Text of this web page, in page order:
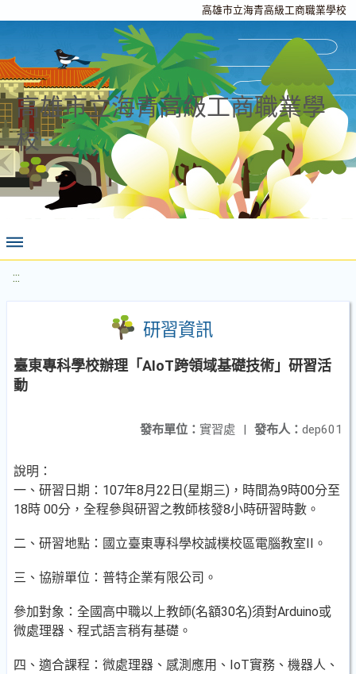
高雄市立海青高級工商職業學校
高雄市立海青高級工商職業學
校
:::
研習資訊
臺東專科學校辦理「AIoT跨領域基礎技術」研習活
動
發布人： dep601
發布單位： 實習處 |
說明：
一、研習日期：107年8月22日(星期三)，時間為9時00分至
18時 00分，全程參與研習之教師核發8小時研習時數。
二、研習地點：國立臺東專科學校誠樸校區電腦教室II。
三、協辦單位：普特企業有限公司。
參加對象：全國高中職以上教師(名額30名)須對Arduino或
微處理器、程式語言稍有基礎。
四、適合課程：微處理器、感測應用、IoT實務、機器人、